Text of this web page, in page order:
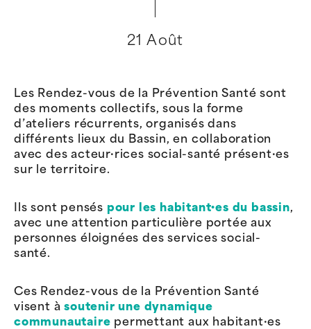
21 Août
Les Rendez-vous de la Prévention Santé sont
des moments collectifs, sous la forme
d’ateliers récurrents, organisés dans
différents lieux du Bassin, en collaboration
avec des acteur·rices social-santé présent·es
sur le territoire.
Ils sont pensés pour les habitant·es du bassin,
avec une attention particulière portée aux
personnes éloignées des services social-
santé.
Ces Rendez-vous de la Prévention Santé
visent àsoutenir une dynamique
communautaire permettant aux habitant·es